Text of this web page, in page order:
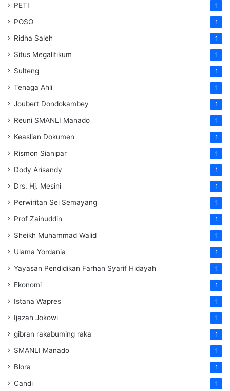
PETI 1
POSO 1
Ridha Saleh 1
Situs Megalitikum 1
Sulteng 1
Tenaga Ahli 1
Joubert Dondokambey 1
Reuni SMANLI Manado 1
Keaslian Dokumen 1
Rismon Sianipar 1
Dody Arisandy 1
Drs. Hj. Mesini 1
Perwiritan Sei Semayang 1
Prof Zainuddin 1
Sheikh Muhammad Walid 1
Ulama Yordania 1
Yayasan Pendidikan Farhan Syarif Hidayah 1
Ekonomi 1
Istana Wapres 1
Ijazah Jokowi 1
gibran rakabuming raka 1
SMANLI Manado 1
Blora 1
Candi 1